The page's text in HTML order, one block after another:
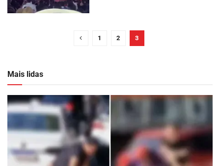
1 2 3
Mais lidas